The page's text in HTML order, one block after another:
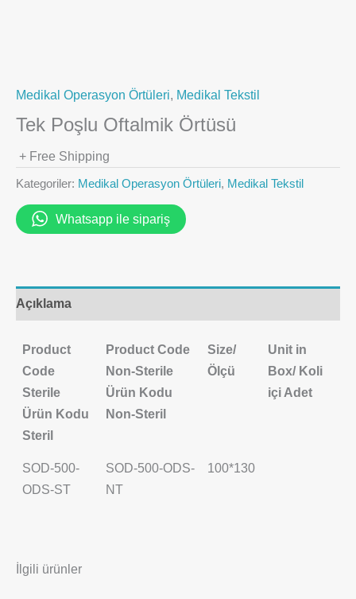
Medikal Operasyon Örtüleri Medikal Tekstil
Tek Poşlu Oftalmik Örtüsü
+ Free Shipping
Kategoriler: Medikal Operasyon Örtüleri, Medikal Tekstil
Whatsapp ile sipariş
Açıklama
Product
Code
Sterile
Ürün Kodu
Steril
Product Code
Non-Sterile
Ürün Kodu
Non-Steril
Size/
Ölçü
Unit in
Box/ Koli
içi Adet
SOD-500-
ODS-ST
SOD-500-ODS-
NT
100*130
İlgili ürünler